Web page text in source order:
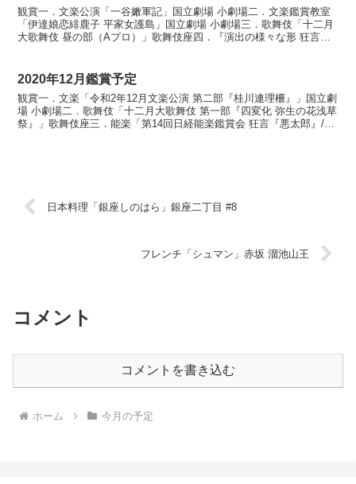
観賞一．文楽公演「一谷嫩軍記」国立劇場 小劇場二．文楽鑑賞教室
「伊達娘恋緋鹿子 平家女護島」国立劇場 小劇場三．歌舞伎「十二月
大歌舞伎 昼の部（Aプロ）」歌舞伎座四．『演出の様々な形 狂言
2020年12月鑑賞予定
観賞一．文楽「令和2年12月文楽公演 第二部『桂川連理柵』」国立劇
場 小劇場二．歌舞伎「十二月大歌舞伎 第一部『四変化 弥生の花浅草
祭』」歌舞伎座三．能楽「第14回日経能楽鑑賞会 狂言『悪太郎』/能
日本料理「銀座しのはら」銀座二丁目 #8
フレンチ「シュマン」赤坂 溜池山王
コメント
コメントを書き込む
ホーム 今月の予定